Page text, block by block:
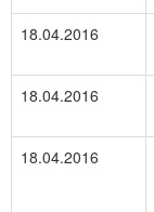
18.04.2016
18.04.2016
18.04.2016